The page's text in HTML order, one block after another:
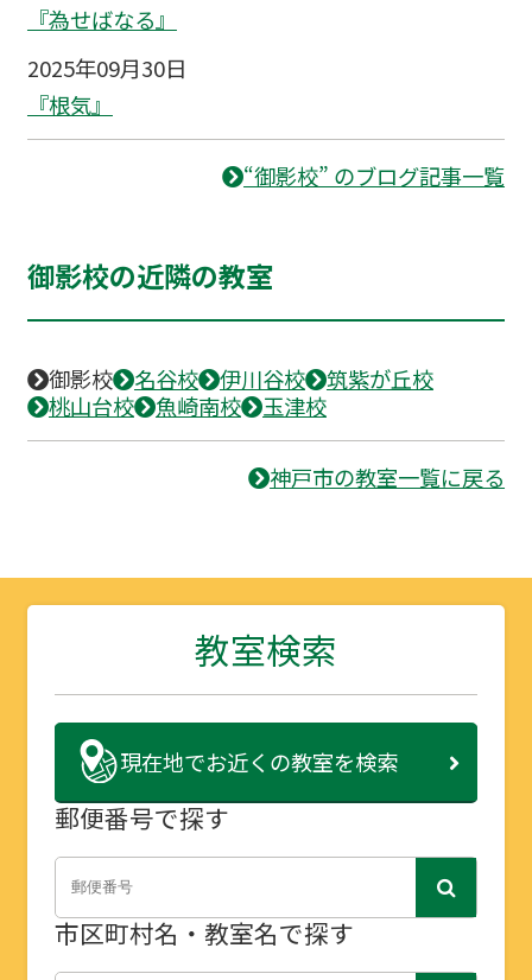
『為せばなる』
2025年09月30日
『根気』
“御影校” のブログ記事一覧
御影校の近隣の教室
御影校 名谷校 伊川谷校
筑紫が丘校
桃山台校
魚崎南校 玉津校
神戸市の教室一覧に戻る
教室検索
現在地でお近くの教室を検索
郵便番号で探す
市区町村名・教室名で探す